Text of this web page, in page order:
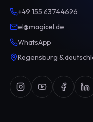
+49 155 63744696
el@magicel.de
WhatsApp
Regensburg &